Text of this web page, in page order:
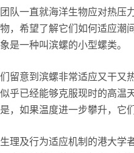
队一直就海洋生物应对热压
，希望了解它们如何适应潮
是一种叫滨螺的小型螺类。
留意到滨螺非常适应又干又
乎已经能够克服现时的高温
，如果温度进一步攀升，它
理及行为适应机制的港大学